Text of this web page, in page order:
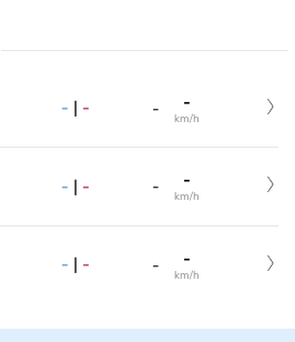
- | - - -
km/h
- | - - -
km/h
- | - - -
km/h